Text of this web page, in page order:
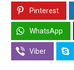
Pinterest
WhatsApp
Viber